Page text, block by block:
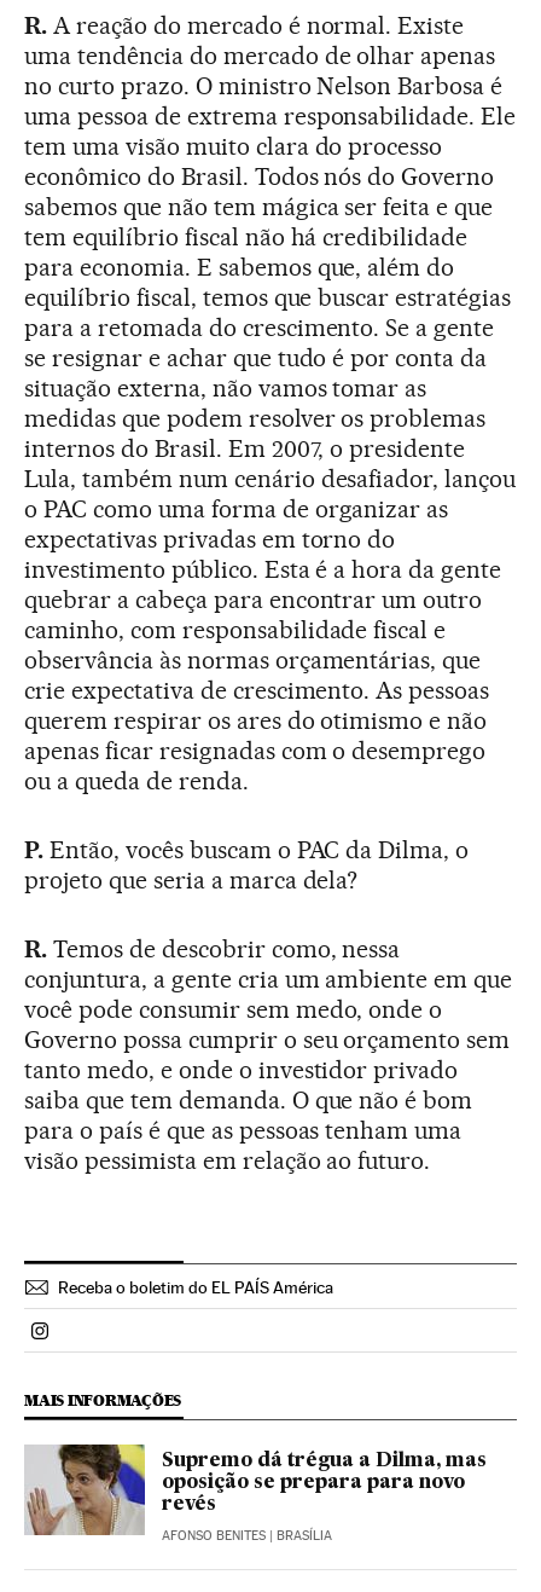
R.A reação do mercado é normal. Existe
uma tendência do mercado de olhar apenas
no curto prazo. O ministro Nelson Barbosa é
uma pessoa de extrema responsabilidade. Ele
tem uma visão muito clara do processo
econômico do Brasil. Todos nós do Governo
sabemos que não tem mágica ser feita e que
tem equilíbrio fiscal não há credibilidade
para economia. E sabemos que, além do
equilíbrio fiscal, temos que buscar estratégias
para a retomada do crescimento. Se a gente
se resignar e achar que tudo é por conta da
situação externa, não vamos tomar as
medidas que podem resolver os problemas
internos do Brasil. Em 2007, o presidente
Lula, também num cenário desafiador, lançou
o PAC como uma forma de organizar as
expectativas privadas em torno do
investimento público. Esta é a hora da gente
quebrar a cabeça para encontrar um outro
caminho, com responsabilidade fiscal e
observância às normas orçamentárias, que
crie expectativa de crescimento. As pessoas
querem respirar os ares do otimismo e não
apenas ficar resignadas com o desemprego
ou a queda de renda.
P.Então, vocês buscam o PAC da Dilma, o
projeto que seria a marca dela?
R.Temos de descobrir como, nessa
conjuntura, a gente cria um ambiente em que
você pode consumir sem medo, onde o
Governo possa cumprir o seu orçamento sem
tanto medo, e onde o investidor privado
saiba que tem demanda. O que não é bom
para o país é que as pessoas tenham uma
visão pessimista em relação ao futuro.
Receba o boletim do EL PAÍS América
Politica El País Brasil en Instagram
MAIS INFORMAÇÕES
Supremo dá trégua a Dilma, mas
oposição se prepara para novo
revés
AFONSO BENITES | BRASÍLIA